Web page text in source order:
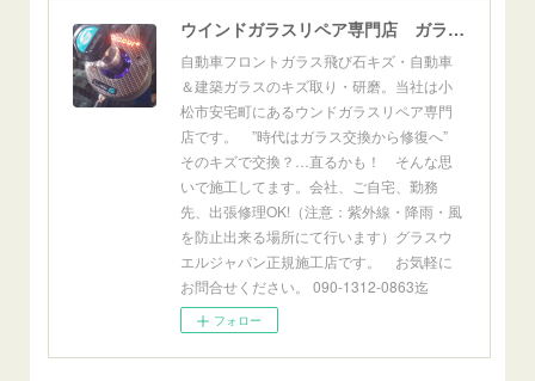
ウインドガラスリペア専門店 ガラスリペア・ヨシダ グラスウェルドジャパン 正規施工店 小松市
自動車フロントガラス飛び石キズ・自動車
＆建築ガラスのキズ取り・研磨。当社は小
松市安宅町にあるウンドガラスリペア専門
店です。 ”時代はガラス交換から修復へ”
そのキズで交換？…直るかも！ そんな思
いで施工してます。会社、ご自宅、勤務
先、出張修理OK!（注意：紫外線・降雨・風
を防止出来る場所にて行います）グラスウ
エルジャパン正規施工店です。 お気軽に
お問合せください。 090-1312-0863迄
フォロー